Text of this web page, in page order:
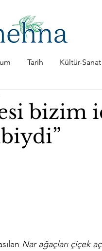
Tarih Kültür-Sanat
bizim
Nar ağaçları çiçek